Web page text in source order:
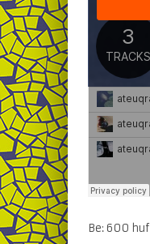
Be: 600 huf